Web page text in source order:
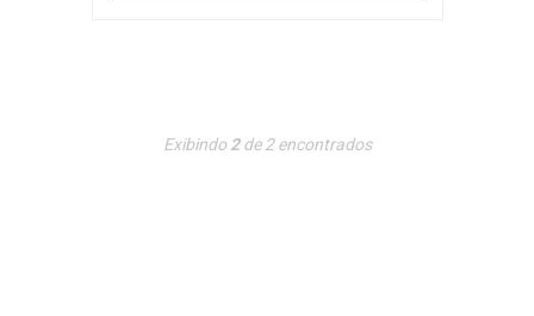
Exibindo 2de 2encontrados